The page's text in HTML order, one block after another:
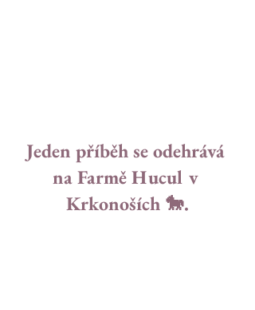
Jeden příběh se odehrává
na Farmě Hucul v
Krkonoších 🐎.